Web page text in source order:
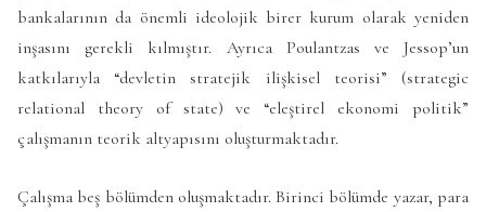
bankalarının da önemli ideolojik birer kurum olarak yeniden
inşasını gerekli kılmıştır. Ayrıca Poulantzas ve Jessop’un
katkılarıyla “devletin stratejik ilişkisel teorisi” (strategic
relational theory of state) ve “eleştirel ekonomi politik”
çalışmanın teorik altyapısını oluşturmaktadır.
Çalışma beş bölümden oluşmaktadır. Birinci bölümde yazar, para